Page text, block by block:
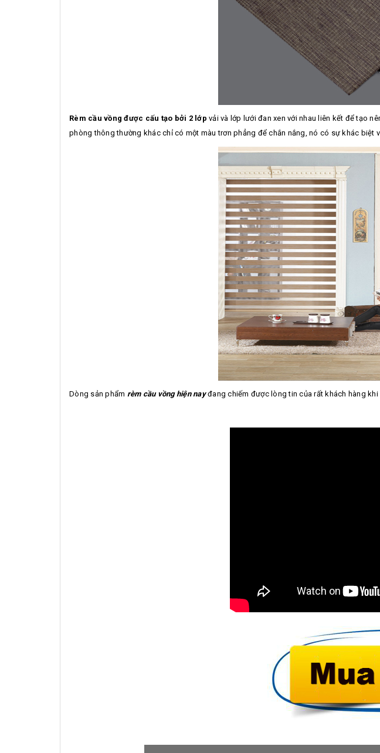
Rèm cầu vồng được cấu tạo bởi 2 lớp vải và lớp lưới đan xen với nhau liên kết để tạo
phòng thông thường khác chỉ có một màu trơn phẳng để chắn nắng, nó có sự khác biệt
Dòng sản phẩm rèm cầu vồng hiện nayđang chiếm được lòng tin của rất khách hàng